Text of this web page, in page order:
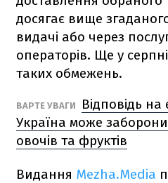
досягає вище
видачі або через
операторів. Ще у
таких обмежень.
ВАРТЕ УВАГИ
Відповідь
Україна може
овочів та фруктів
Видання Mezha.Media